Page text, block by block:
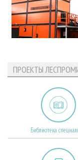
ПРОЕКТЫ
Библиотека